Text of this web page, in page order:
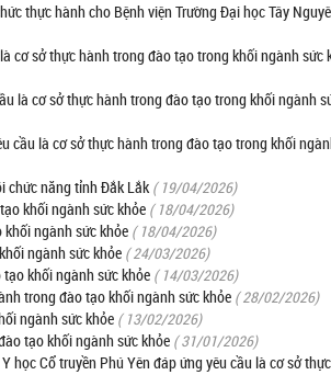
thực hành cho Bệnh viện Trường Đại học Tây
cơ sở thực hành trong đào tạo trong khối ngành sức
là cơ sở thực hành trong đào tạo trong khối ngành
cầu là cơ sở thực hành trong đào tạo trong khối
chức năng tỉnh Đắk Lắk ( 19/04/2026)
khối ngành sức khỏe ( 18/04/2026)
khối ngành sức khỏe ( 18/04/2026)
ngành sức khỏe ( 24/03/2026)
khối ngành sức khỏe ( 14/03/2026)
trong đào tạo khối ngành sức khỏe ( 28/02/2026)
ngành sức khỏe ( 13/02/2026)
tạo khối ngành sức khỏe ( 31/01/2026)
học Cổ truyền Phú Yên đáp ứng yêu cầu là cơ sở